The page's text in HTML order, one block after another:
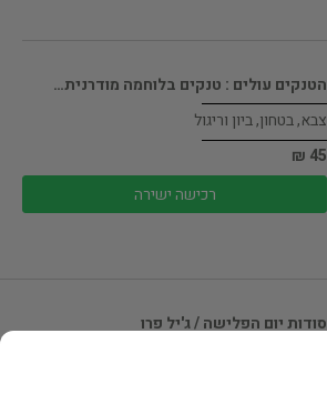
הטנקים עולים : טנקים בלוחמה מודרנית…
צבא, בטחון, ביון וריגול
45 ₪
רכישה ישירה
סודות יום הפלישה / ג'יל פרו